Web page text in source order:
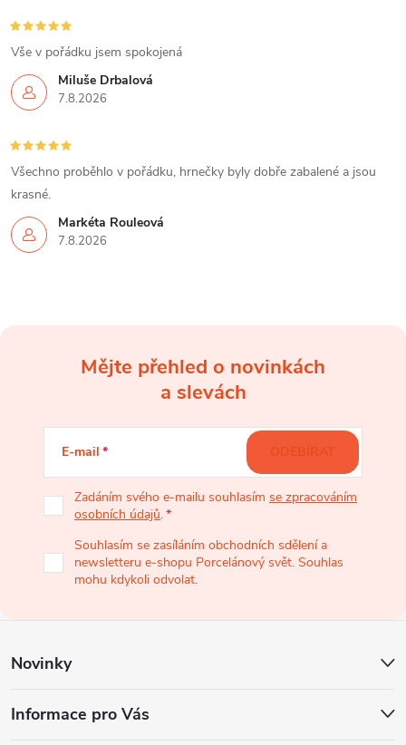
v
k
y
v
ý
p
Miluše Drbalová
7.8.2026
Vše v pořádku jsem spokojená
Markéta Rouleová
7.8.2026
Všechno proběhlo v pořádku, hrnečky byly dobře zabalené a jsou
krasné.
í
Mějte přehled o novinkách
a slevách
E-mail
Zadáním svého e-mailu souhlasím se zpracováním
osobních údajů.
Souhlasím se zasíláním obchodních sdělení a
newsletteru e-shopu Porcelánový svět. Souhlas
mohu kdykoli odvolat.
ODEBÍRAT
Novinky
Informace pro Vás